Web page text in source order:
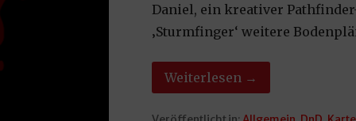
Daniel, ein kreativer
‚Sturmfinger‘ weitere
Weiterlesen →